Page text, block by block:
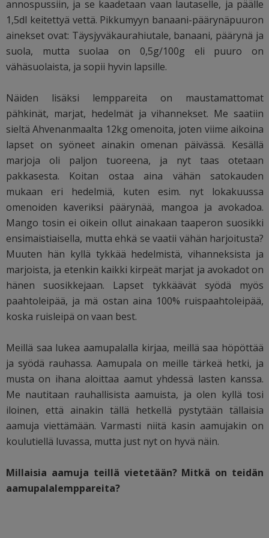
annospussiin, ja se kaadetaan vaan lautaselle, ja päälle
1,5dl keitettyä vettä. Pikkumyyn banaani-päärynäpuuron
ainekset ovat: Täysjyväkaurahiutale, banaani, päärynä ja
suola, mutta suolaa on 0,5g/100g eli puuro on
vähäsuolaista, ja sopii hyvin lapsille.
Näiden lisäksi lemppareita on maustamattomat
pähkinät, marjat, hedelmät ja vihannekset. Me saatiin
sieltä Ahvenanmaalta 12kg omenoita, joten viime aikoina
lapset on syöneet ainakin omenan päivässä. Kesällä
marjoja oli paljon tuoreena, ja nyt taas otetaan
pakkasesta. Koitan ostaa aina vähän satokauden
mukaan eri hedelmiä, kuten esim. nyt lokakuussa
omenoiden kaveriksi päärynää, mangoa ja avokadoa.
Mango tosin ei oikein ollut ainakaan taaperon suosikki
ensimaistiaisella, mutta ehkä se vaatii vähän harjoitusta?
Muuten hän kyllä tykkää hedelmistä, vihanneksista ja
marjoista, ja etenkin kaikki kirpeät marjat ja avokadot on
hänen suosikkejaan. Lapset tykkäävät syödä myös
paahtoleipää, ja mä ostan aina 100% ruispaahtoleipää,
koska ruisleipä on vaan best.
Meillä saa lukea aamupalalla kirjaa, meillä saa höpöttää
ja syödä rauhassa. Aamupala on meille tärkeä hetki, ja
musta on ihana aloittaa aamut yhdessä lasten kanssa.
Me nautitaan rauhallisista aamuista, ja olen kyllä tosi
iloinen, että ainakin tällä hetkellä pystytään tällaisia
aamuja viettämään. Varmasti niitä kasin aamujakin on
koulutiellä luvassa, mutta just nyt on hyvä näin.
Millaisia aamuja teillä vietetään? Mitkä on teidän
aamupalalemppareita?